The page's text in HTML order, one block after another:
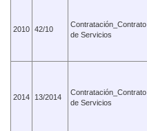
2010 42/10
Contratación_Contrato
de Servicios
2014 13/2014
Contratación_Contrato
de Servicios